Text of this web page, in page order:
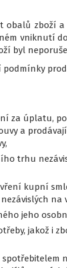
zboží
vniknutí
byl
za úplatu,
a
trhu
kupní
na
jeho
jakož i